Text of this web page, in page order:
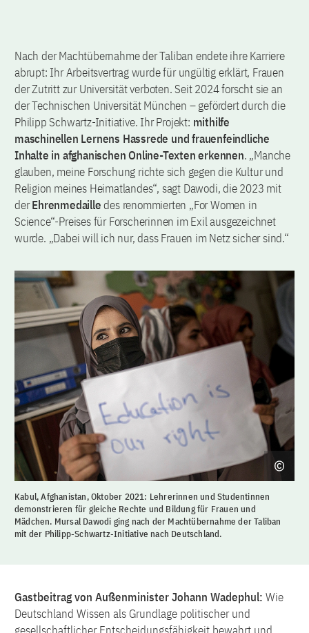
Nach der Machtübernahme der Taliban endete ihre Karriere
abrupt: Ihr Arbeitsvertrag wurde für ungültig erklärt, Frauen
der Zutritt zur Universität verboten. Seit 2024 forscht sie an
der Technischen Universität München – gefördert durch die
Philipp Schwartz-Initiative. Ihr Projekt: mithilfe
maschinellen Lernens Hassrede und frauenfeindliche
Inhalte in afghanischen Online-Texten erkennen. „Manche
glauben, meine Forschung richte sich gegen die Kultur und
Religion meines Heimatlandes“, sagt Dawodi, die 2023 mit
derEhrenmedailledes renommierten „For Women in
Science“-Preises für Forscherinnen im Exil ausgezeichnet
wurde. „Dabei will ich nur, dass Frauen im Netz sicher sind.“
Kabul, Afghanistan, Oktober 2021: Lehrerinnen und Studentinnen
demonstrieren für gleiche Rechte und Bildung für Frauen und
Mädchen. Mursal Dawodi ging nach der Machtübernahme der Taliban
mit der Philipp-Schwartz-Initiative nach Deutschland.
Gastbeitrag von Außenminister Johann Wadephul: Wie
Deutschland Wissen als Grundlage politischer und